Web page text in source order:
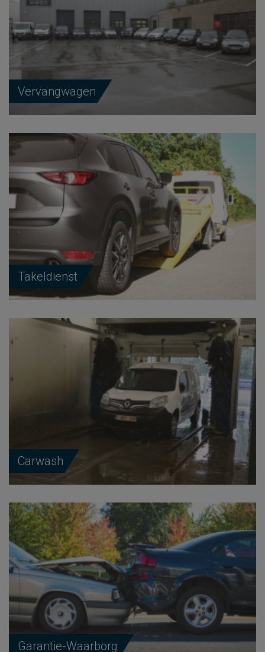
Vervangwagen
Takeldienst
Carwash
Garantie-Waarborg